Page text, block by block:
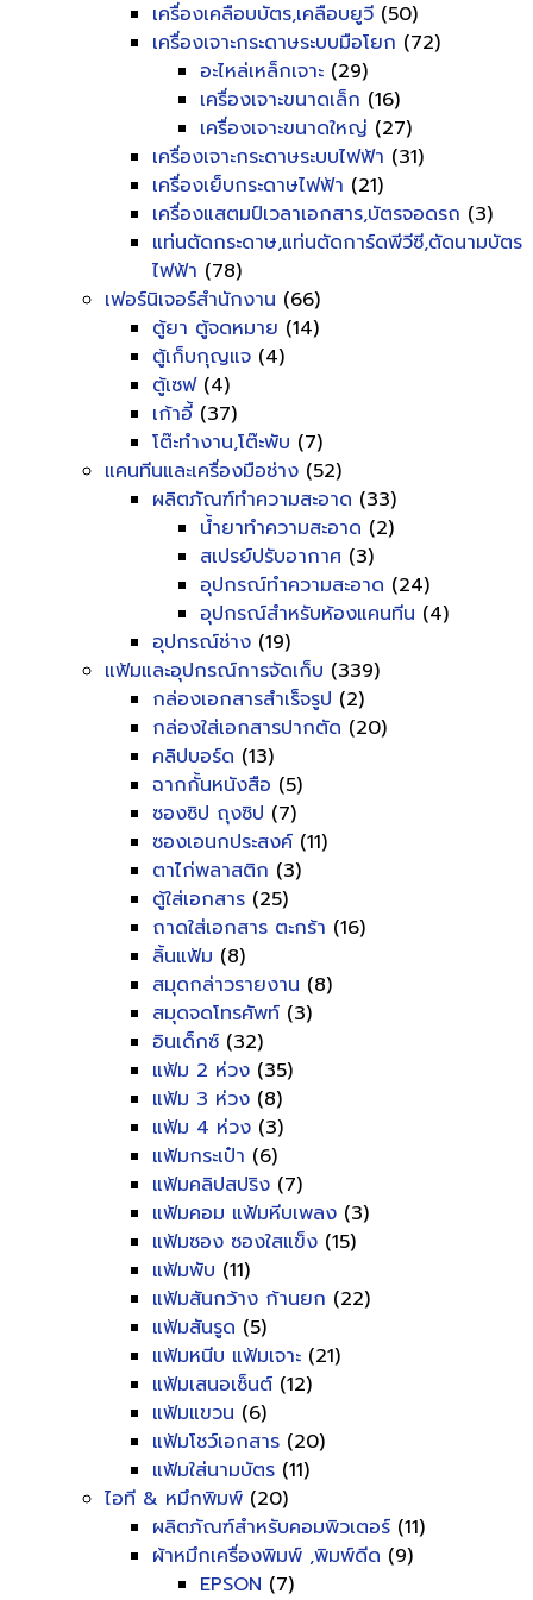
เครื่องเคลือบบัตร,เคลือบยูวี (50)
เครื่องเจาะกระดาษระบบมือโยก (72)
อะไหล่เหล็กเจาะ (29)
เครื่องเจาะขนาดเล็ก (16)
เครื่องเจาะขนาดใหญ่ (27)
เครื่องเจาะกระดาษระบบไฟฟ้า (31)
เครื่องเย็บกระดาษไฟฟ้า (21)
เครื่องแสตมป์เวลาเอกสาร,บัตรจอดรถ (3)
แท่นตัดกระดาษ,แท่นตัดการ์ดพีวีซี,ตัดนามบัตร
ไฟฟ้า (78)
เฟอร์นิเจอร์สำนักงาน (66)
ตู้ยา ตู้จดหมาย (14)
ตู้เก็บกุญแจ (4)
ตู้เซฟ(4)
เก้าอี้ (37)
โต๊ะทำงาน,โต๊ะพับ (7)
แคนทีนและเครื่องมือช่าง (52)
ผลิตภัณฑ์ทำความสะอาด (33)
น้ำยาทำความสะอาด (2)
สเปรย์ปรับอากาศ (3)
อุปกรณ์ทำความสะอาด (24)
อุปกรณ์สำหรับห้องแคนทีน (4)
อุปกรณ์ช่าง (19)
แฟ้มและอุปกรณ์การจัดเก็บ (339)
กล่องเอกสารสำเร็จรูป (2)
กล่องใส่เอกสารปากตัด (20)
คลิปบอร์ด (13)
ฉากกั้นหนังสือ (5)
ซองซิป ถุงซิป (7)
ซองเอนกประสงค์ (11)
ตาไก่พลาสติก (3)
ตู้ใส่เอกสาร (25)
ถาดใส่เอกสาร ตะกร้า (16)
ลิ้นแฟ้ม (8)
สมุดกล่าวรายงาน (8)
สมุดจดโทรศัพท์ (3)
อินเด็กซ์ (32)
แฟ้ม 2 ห่วง (35)
แฟ้ม 3 ห่วง (8)
แฟ้ม 4 ห่วง (3)
แฟ้มกระเป๋า (6)
แฟ้มคลิปสปริง (7)
แฟ้มคอม แฟ้มหีบเพลง (3)
แฟ้มซอง ซองใสแข็ง (15)
แฟ้มพับ (11)
แฟ้มสันกว้าง ก้านยก (22)
แฟ้มสันรูด (5)
แฟ้มหนีบ แฟ้มเจาะ (21)
แฟ้มเสนอเซ็นต์ (12)
แฟ้มแขวน (6)
แฟ้มโชว์เอกสาร (20)
แฟ้มใส่นามบัตร (11)
ไอที & หมึกพิมพ์ (20)
ผลิตภัณฑ์สำหรับคอมพิวเตอร์ (11)
ผ้าหมึกเครื่องพิมพ์ ,พิมพ์ดีด (9)
EPSON (7)